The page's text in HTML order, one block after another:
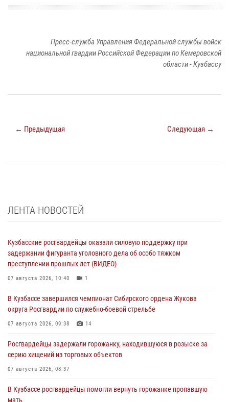
Пресс-служба Управления Федеральной службы войск
национальной гвардии Российской Федерации по Кемеровской
области - Кузбассу
← Предыдущая Следующая →
ЛЕНТА НОВОСТЕЙ
Кузбасские росгвардейцы оказали силовую поддержку при
задержании фигуранта уголовного дела об особо тяжком
преступлении прошлых лет (ВИДЕО)
07 августа 2026, 10:40 1
В Кузбассе завершился чемпионат Сибирского ордена Жукова
округа Росгвардии по служебно-боевой стрельбе
07 августа 2026, 09:38 14
Росгвардейцы задержали горожанку, находившуюся в розыске за
серию хищений из торговых объектов
07 августа 2026, 08:37
В Кузбассе росгвардейцы помогли вернуть горожанке пропавшую
мать